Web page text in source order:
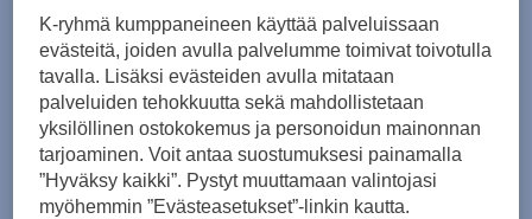
McKINLEY
Team 7 Jt Laskettelusuksi
110,00 €
S/pro Supra Boa 95 W Gw
500,00 €
K-ryhmä kumppaneineen käyttää palveluissaan
evästeitä, joiden avulla palvelumme toimivat toivotulla
tavalla. Lisäksi evästeiden avulla mitataan
palveluiden tehokkuutta sekä mahdollistetaan
yksilöllinen ostokokemus ja personoidun mainonnan
tarjoaminen. Voit antaa suostumuksesi painamalla
”Hyväksy kaikki”. Pystyt muuttamaan valintojasi
myöhemmin ”Evästeasetukset”-linkin kautta.